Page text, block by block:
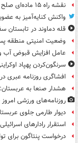
نقشه راه ۱۵ ماده‌ای صلح غزه در بن‌بست
واکنش کنایه‌آمیز به
قله دماوند در
وضعیت امنیتی منطقه
عامل افزایش قبوض آب
سرنگون‌کردن پهپاد
افشاگری روزنامه عبری
هشدار صنعا به
روزنامه‌های ورزشی امروز یک‌شنبه
دیوار طارمی جلوی
استقرار رادارهای
درخواست پنتاگون برای